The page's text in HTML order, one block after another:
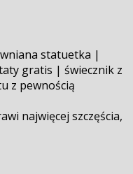
statuetka |
gratis | świecznik z
z pewnością
najwięcej szczęścia,